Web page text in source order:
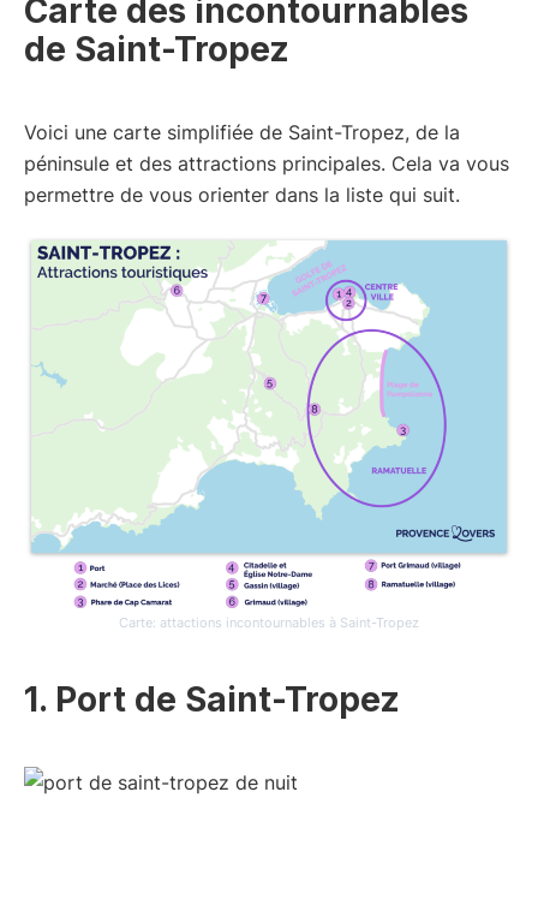
Carte des incontournables
de Saint-Tropez
Voici une carte simplifiée de Saint-Tropez, de la
péninsule et des attractions principales. Cela va vous
permettre de vous orienter dans la liste qui suit.
Carte: attactions incontournables à Saint-Tropez
1. Port de Saint-Tropez